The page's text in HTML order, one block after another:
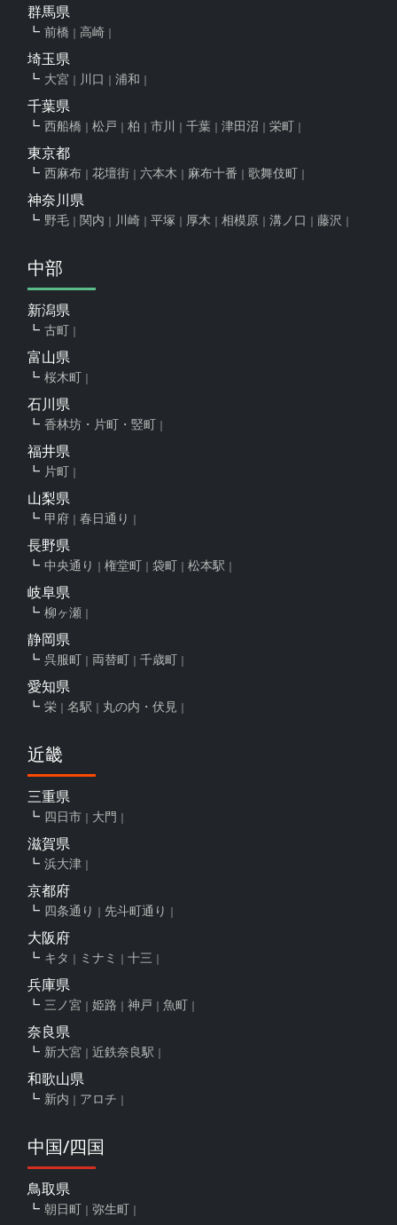
群馬県
前橋 高崎
埼玉県
大宮 川口 浦和
千葉県
西船橋 松戸 柏 市川 千葉 津田沼 栄町
東京都
西麻布 花壇街 六本木 麻布十番 歌舞伎町
神奈川県
野毛 関内 川崎 平塚 厚木 相模原 溝ノ口 藤沢
中部
新潟県
古町
富山県
桜木町
石川県
香林坊・片町・竪町
福井県
片町
山梨県
甲府 春日通り
長野県
中央通り 権堂町 袋町 松本駅
岐阜県
柳ヶ瀬
静岡県
呉服町 両替町 千歳町
愛知県
栄 名駅 丸の内・伏見
近畿
三重県
四日市 大門
滋賀県
浜大津
京都府
四条通り 先斗町通り
大阪府
キタ ミナミ 十三
兵庫県
三ノ宮 姫路 神戸 魚町
奈良県
新大宮 近鉄奈良駅
和歌山県
新内 アロチ
中国/四国
鳥取県
朝日町 弥生町